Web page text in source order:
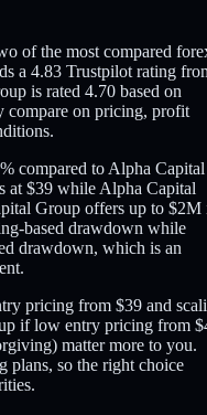
of the most compared
a 4.83 Trustpilot rating
is rated 4.70 based on
compare on pricing, profit
compared to Alpha Capital
at $39 while Alpha Capital
Group offers up to $2M
based drawdown while
drawdown, which is an
pricing from $39 and
if low entry pricing from
matter more to you.
plans, so the right choice